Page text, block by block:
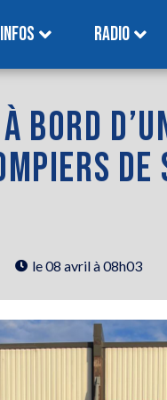
INFOS RADIO
BORD
le08 avril à 08h03